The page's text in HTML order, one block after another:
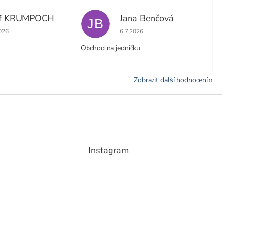
KRUMPOCH
obchodu je 5 z 5 hvězdiček.
JB Jana Benčová
Hodnocení obchodu je 5 z 5 hvězdiček.
6.7.2026
Obchod na jedničku
Zobrazit další hodnocení
Instagram